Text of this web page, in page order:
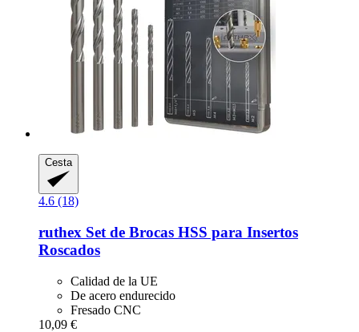
Cesta
4.6 (18)
ruthex Set de Brocas HSS para Insertos
Roscados
Calidad de la UE
De acero endurecido
Fresado CNC
10,09 €